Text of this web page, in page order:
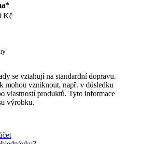
Kč
se vztahují na standardní dopravu.
mohou vzniknout, např. v důsledku
vlastností produktů. Tyto informace
výrobku.